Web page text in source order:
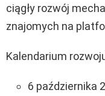
ciągły rozwój
znajomych na
Kalendarium
6 października